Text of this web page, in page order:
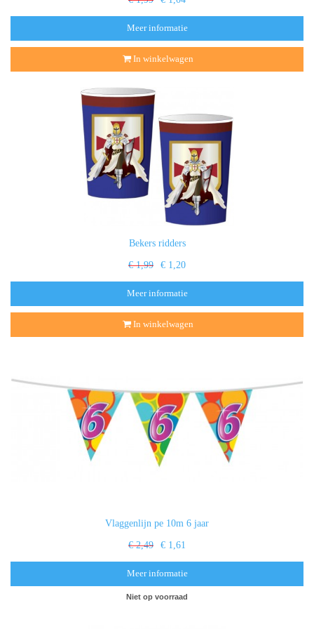
Meer informatie
In winkelwagen
Bekers ridders
€ 1,99 € 1,20
Meer informatie
In winkelwagen
Vlaggenlijn pe 10m 6 jaar
€ 2,49 € 1,61
Meer informatie
Niet op voorraad